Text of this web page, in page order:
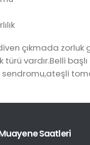
çıkmada zorluk
türü vardır.Belli
Saatleri